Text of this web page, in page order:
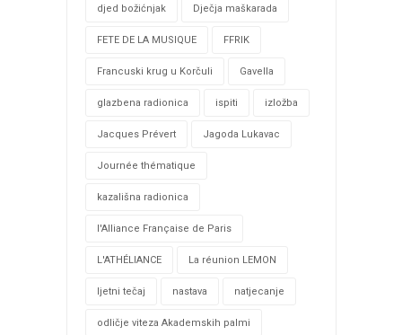
djed božićnjak Dječja maškarada
FETE DE LA MUSIQUE FFRIK
Francuski krug u Korčuli Gavella
glazbena radionica ispiti izložba
Jacques Prévert Jagoda Lukavac
Journée thématique
kazališna radionica
l'Alliance Française de Paris
L'ATHÉLIANCE La réunion LEMON
ljetni tečaj nastava natjecanje
odličje viteza Akademskih palmi